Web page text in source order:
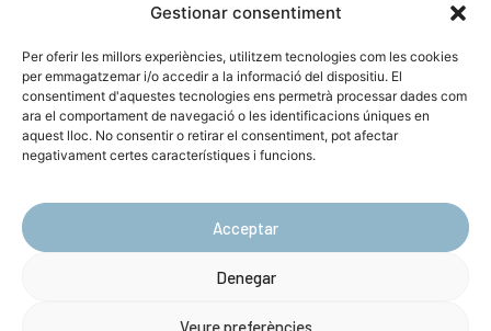
Gestionar consentiment
Per oferir les millors experiències, utilitzem tecnologies com les cookies
per emmagatzemar i/o accedir a la informació del dispositiu. El
consentiment d'aquestes tecnologies ens permetrà processar dades com
ara el comportament de navegació o les identificacions úniques en
aquest lloc. No consentir o retirar el consentiment, pot afectar
negativament certes característiques i funcions.
Acceptar
Denegar
Veure preferències
AV. Diagonal, 477, 08036 Barcelona
de Cookies